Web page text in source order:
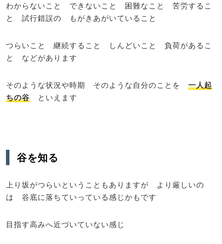
わからないこと できないこと 困難なこと 苦労するこ
と 試行錯誤の もがきあがいていること
つらいこと 継続すること しんどいこと 負荷があるこ
と などがあります
そのような状況や時期 そのような自分のことを 一人起
ちの谷 といえます
谷を知る
上り坂がつらいということもありますが より厳しいの
は 谷底に落ちていっている感じかもです
目指す高みへ近づいていない感じ